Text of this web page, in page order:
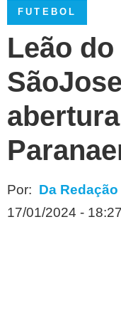
FUTEBOL
Leão
Por: Da Redação
17/01/2024 - 18:27